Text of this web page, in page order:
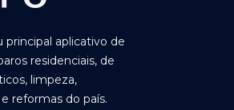
principal aplicativo de
residenciais, de
limpeza,
reformas do país.